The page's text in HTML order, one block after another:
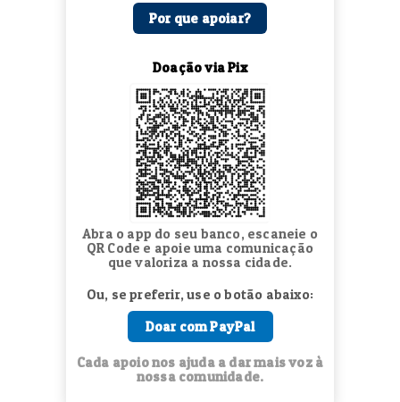
Por que apoiar?
Doação via Pix
Abra o app do seu banco, escaneie o
QR Code e apoie uma comunicação
que valoriza a nossa cidade.
Ou, se preferir, use o botão abaixo:
Doar com PayPal
Cada apoio nos ajuda a dar mais voz à
nossa comunidade.